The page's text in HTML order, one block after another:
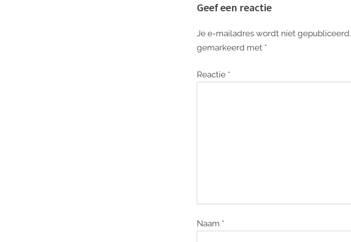
Geef een reactie
Je e-mailadres wordt niet gepubliceerd.
gemarkeerd met *
Reactie *
Naam *